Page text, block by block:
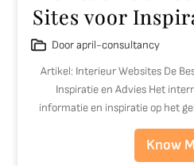
Sites voor
Door april-consultancy
Artikel: Interieur Websites De
Inspiratie en Advies Het
informatie en inspiratie op het
Know